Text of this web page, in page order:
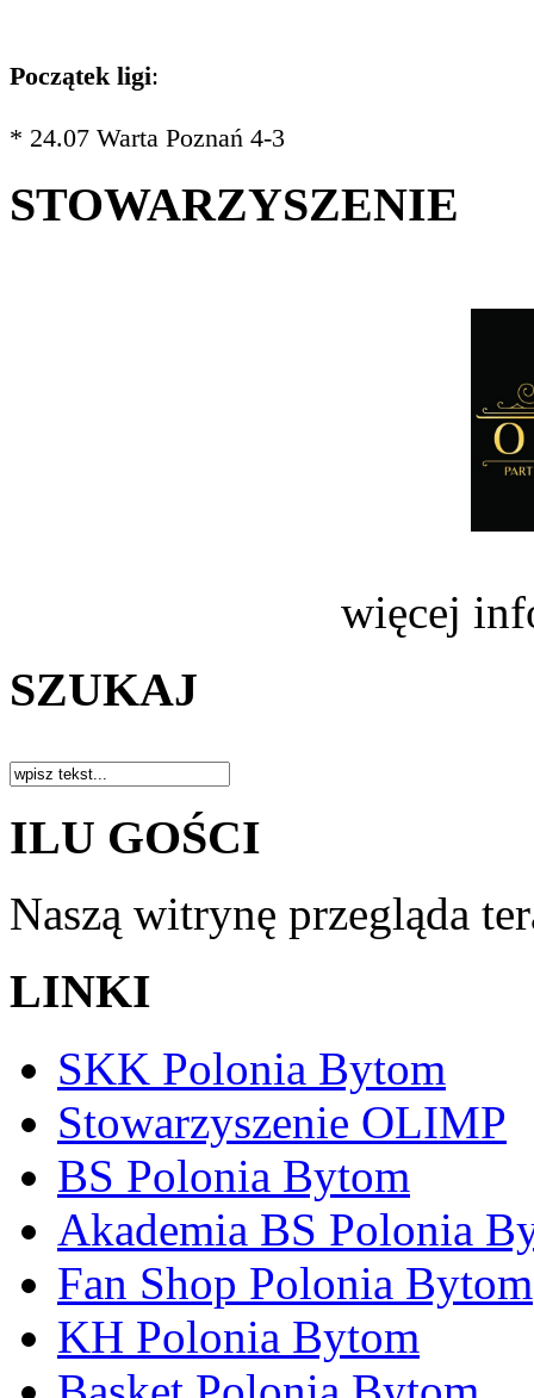
Początek ligi:
* 24.07 Warta Poznań 4-3
STOWARZYSZENIE
więcej
SZUKAJ
ILU GOŚCI
Naszą witrynę przegląda
LINKI
SKK Polonia Bytom
Stowarzyszenie OLIMP
BS Polonia Bytom
Akademia BS Polonia
Fan Shop Polonia Bytom
KH Polonia Bytom